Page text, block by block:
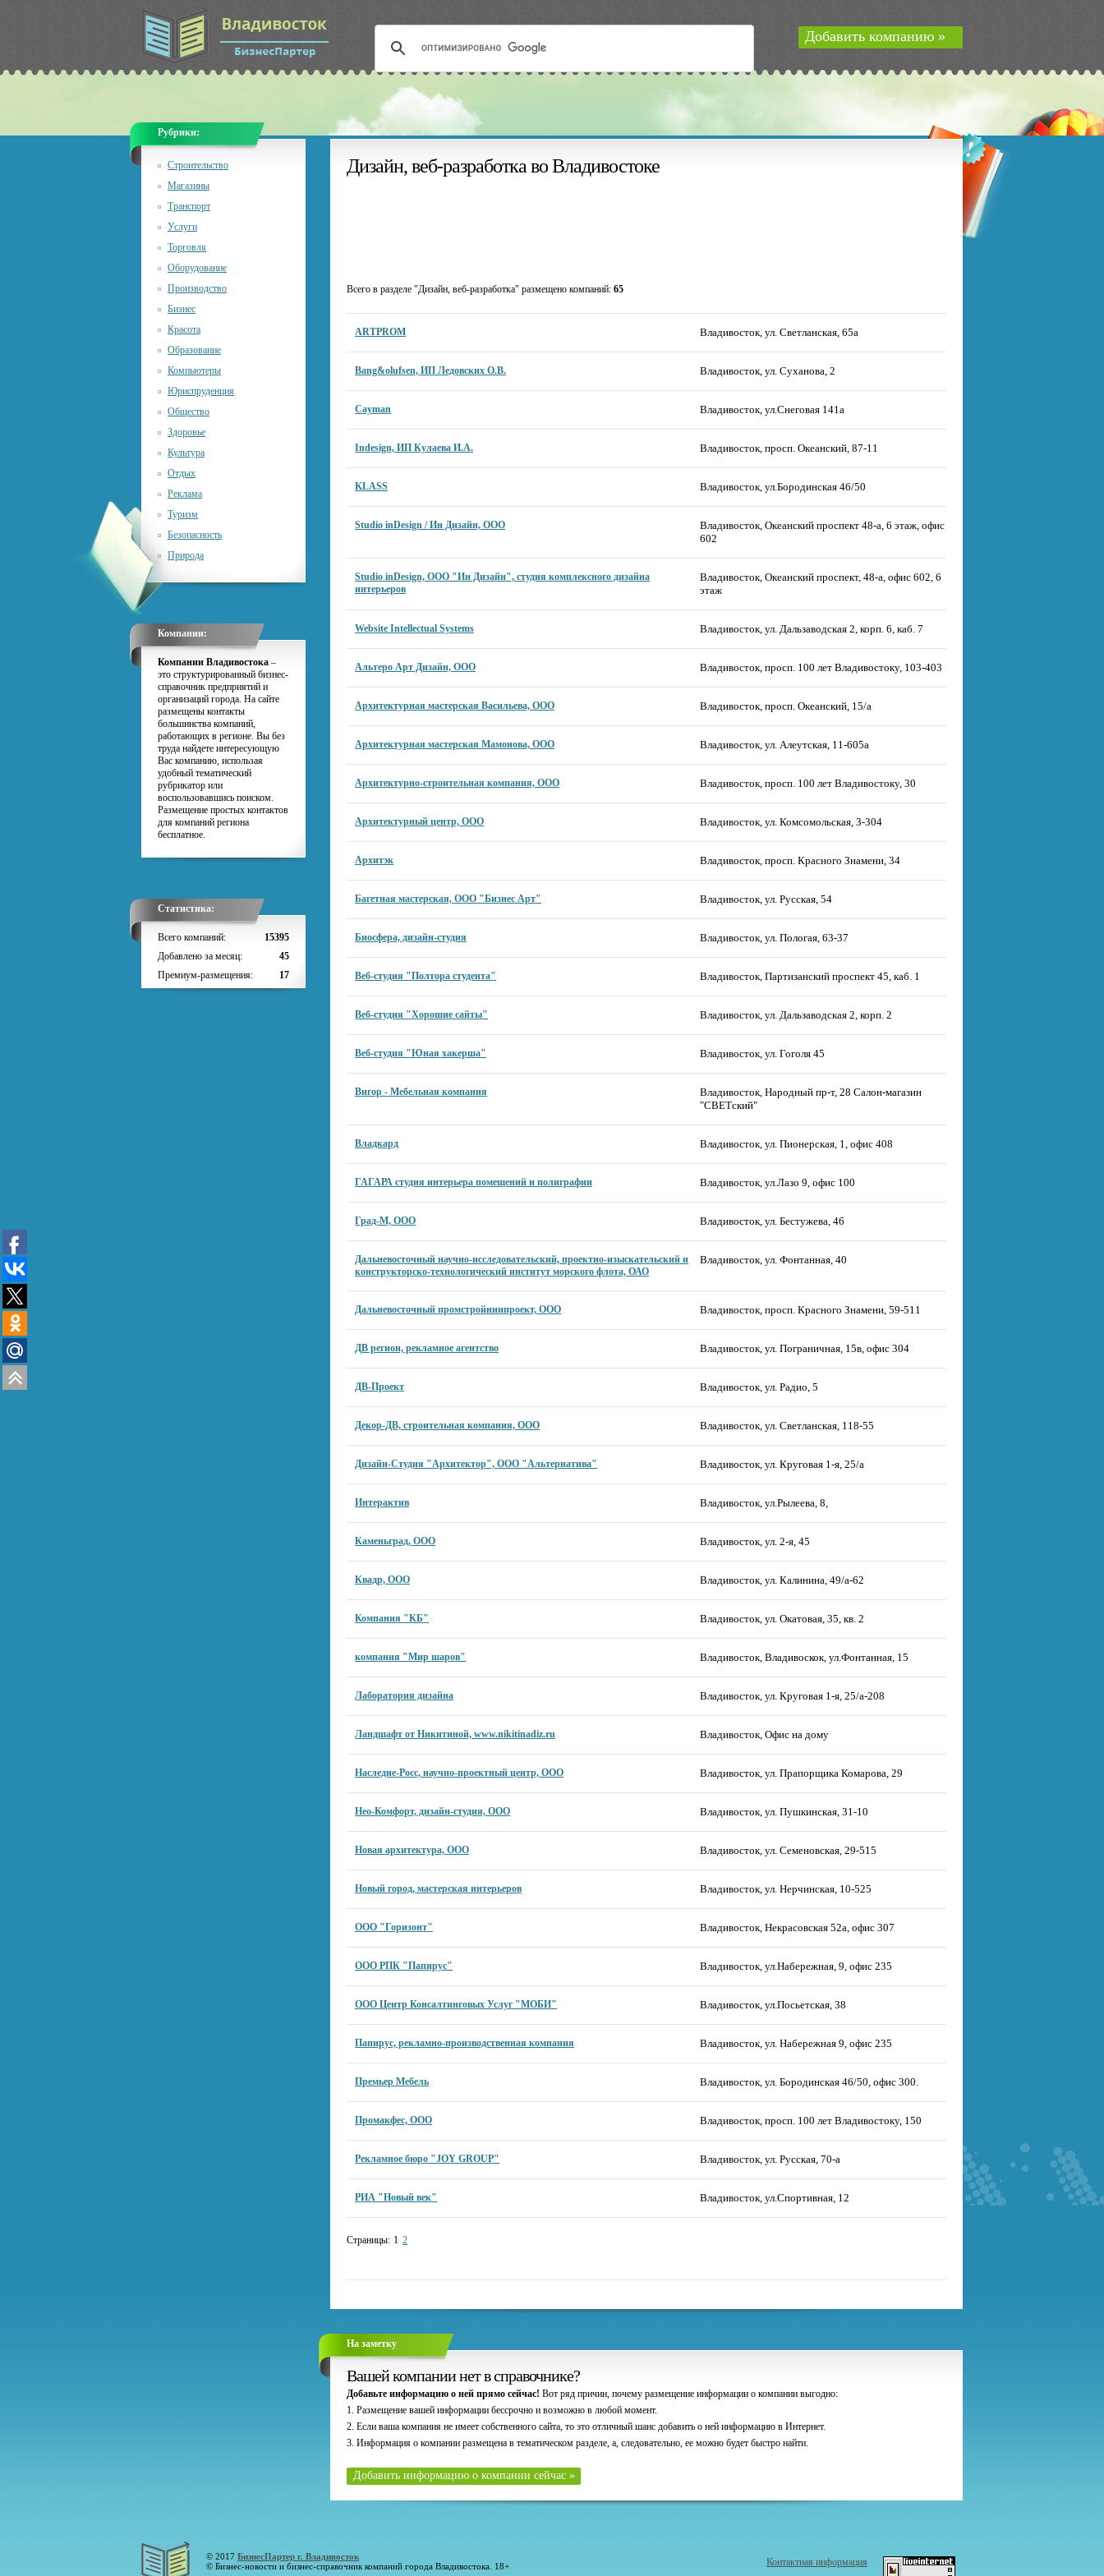
Добавить компанию »
Дизайн, веб-разработка во Владивостоке
Всего в разделе "Дизайн, веб-разработка" размещено компаний: 65
ARTPROM Владивосток, ул. Светланская, 65а
Bang&olufsen, ИП Ледовских О.В. Владивосток, ул. Суханова, 2
Cayman Владивосток, ул.Снеговая 141а
Indesign, ИП Кулаева И.А. Владивосток, просп. Океанский, 87-11
KLASS Владивосток, ул.Бородинская 46/50
Studio inDesign / Ин Дизайн, ООО
Владивосток, Океанский проспект 48-а, 6 этаж, офис
602
Studio inDesign, ООО "Ин Дизайн", студия комплексного дизайна
интерьеров
Владивосток, Океанский проспект, 48-а, офис 602, 6
этаж
Website Intellectual Systems Владивосток, ул. Дальзаводская 2, корп. 6, каб. 7
Альтеро Арт Дизайн, ООО Владивосток, просп. 100 лет Владивостоку, 103-403
Архитектурная мастерская Васильева, ООО Владивосток, просп. Океанский, 15/а
Архитектурная мастерская Мамонова, ООО Владивосток, ул. Алеутская, 11-605а
Архитектурно-строительная компания, ООО Владивосток, просп. 100 лет Владивостоку, 30
Архитектурный центр, ООО Владивосток, ул. Комсомольская, 3-304
Архитэк Владивосток, просп. Красного Знамени, 34
Багетная мастерская, ООО "Бизнес Арт" Владивосток, ул. Русская, 54
Биосфера, дизайн-студия Владивосток, ул. Пологая, 63-37
Веб-студия "Полтора студента" Владивосток, Партизанский проспект 45, каб. 1
Веб-студия "Хорошие сайты" Владивосток, ул. Дальзаводская 2, корп. 2
Веб-студия "Юная хакерша" Владивосток, ул. Гоголя 45
Вигор - Мебельная компания
Владивосток, Народный пр-т, 28 Салон-магазин
"СВЕТский"
Владкард Владивосток, ул. Пионерская, 1, офис 408
ГАГАРА студия интерьера помещений и полиграфии Владивосток, ул.Лазо 9, офис 100
Град-М, ООО Владивосток, ул. Бестужева, 46
Дальневосточный научно-исследовательский, проектно-изыскательский и
конструкторско-технологический институт морского флота, ОАО
Владивосток, ул. Фонтанная, 40
Дальневосточный промстройниипроект, ООО Владивосток, просп. Красного Знамени, 59-511
ДВ регион, рекламное агентство Владивосток, ул. Пограничная, 15в, офис 304
ДВ-Проект Владивосток, ул. Радио, 5
Декор-ДВ, строительная компания, ООО Владивосток, ул. Светланская, 118-55
Дизайн-Студия "Архитектор", ООО "Альтернатива" Владивосток, ул. Круговая 1-я, 25/а
Интерактив Владивосток, ул.Рылеева, 8,
Каменьград, ООО Владивосток, ул. 2-я, 45
Квадр, ООО Владивосток, ул. Калинина, 49/а-62
Компания "КБ" Владивосток, ул. Окатовая, 35, кв. 2
компания "Мир шаров" Владивосток, Владивоскок, ул.Фонтанная, 15
Лаборатория дизайна Владивосток, ул. Круговая 1-я, 25/а-208
Ландшафт от Никитиной, www.nikitinadiz.ru Владивосток, Офис на дому
Наследие-Росс, научно-проектный центр, ООО Владивосток, ул. Прапорщика Комарова, 29
Нео-Комфорт, дизайн-студия, ООО Владивосток, ул. Пушкинская, 31-10
Новая архитектура, ООО Владивосток, ул. Семеновская, 29-515
Новый город, мастерская интерьеров Владивосток, ул. Нерчинская, 10-525
ООО "Горизонт" Владивосток, Некрасовская 52а, офис 307
ООО РПК "Папирус" Владивосток, ул.Набережная, 9, офис 235
ООО Центр Консалтинговых Услуг "МОБИ" Владивосток, ул.Посьетская, 38
Папирус, рекламно-производственная компания Владивосток, ул. Набережная 9, офис 235
Премьер Мебель Владивосток, ул. Бородинская 46/50, офис 300.
Промакфес, ООО Владивосток, просп. 100 лет Владивостоку, 150
Рекламное бюро "JOY GROUP" Владивосток, ул. Русская, 70-а
РИА "Новый век" Владивосток, ул.Спортивная, 12
Страницы: 1 2
На заметку
Вашей компании нет в справочнике?
Добавьте информацию о ней прямо сейчас! Вот ряд причин, почему размещение информации о компании выгодно:
1. Размещение вашей информации бессрочно и возможно в любой момент.
2. Если ваша компания не имеет собственного сайта, то это отличный шанс добавить о ней информацию в Интернет.
3. Информация о компании размещена в тематическом разделе, а, следовательно, ее можно будет быстро найти.
Добавить информацию о компании сейчас »
Рубрики:
Строительство
Магазины
Транспорт
Услуги
Торговля
Оборудование
Производство
Бизнес
Красота
Образование
Компьютеры
Юриспруденция
Общество
Здоровье
Культура
Отдых
Реклама
Туризм
Безопасность
Природа
Компании:
Компании Владивостока –
это структурированный бизнес-
справочник предприятий и
организаций города. На сайте
размещены контакты
большинства компаний,
работающих в регионе. Вы без
труда найдете интересующую
Вас компанию, использая
удобный тематический
рубрикатор или
воспользовавшись поиском.
Размещение простых контактов
для компаний региона
бесплатное.
Статистика:
Всего компаний:
15395
Добавлено за месяц:
45
Премиум-размещения:
17
Контактная информация
© 2017 БизнесПартер г. Владивосток
© Бизнес-новости и бизнес-справочник компаний города Владивостока. 18+